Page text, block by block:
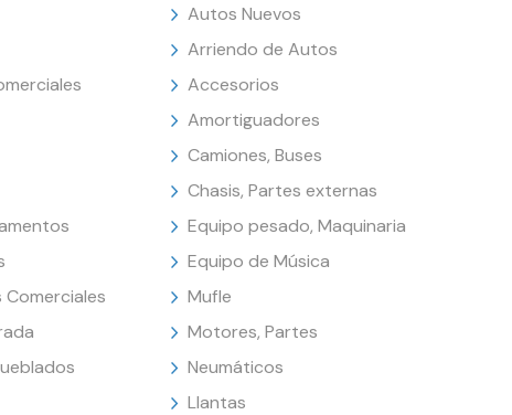
Autos Nuevos
Arriendo de Autos
Accesorios
Amortiguadores
Camiones, Buses
Chasis, Partes externas
Equipo pesado, Maquinaria
Equipo de Música
Mufle
Motores, Partes
Neumáticos
Llantas